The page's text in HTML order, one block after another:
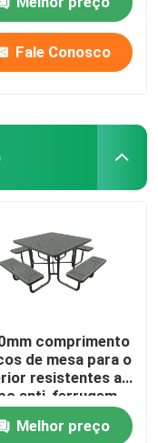
Fale Conosco
comprimento
de mesa para o
resistentes ao
anti-ferrugem
Melhor preço